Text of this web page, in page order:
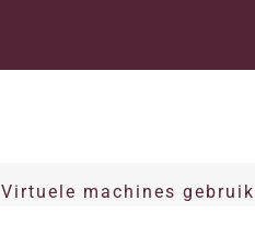
Virtuele machines